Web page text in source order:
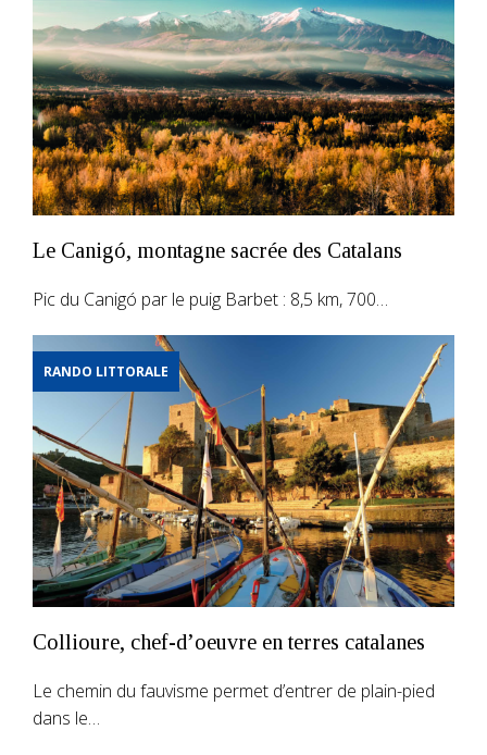
Le Canigó, montagne sacrée des Catalans
Pic du Canigó par le puig Barbet : 8,5 km, 700…
RANDO LITTORALE
Collioure, chef-d’oeuvre en terres catalanes
Le chemin du fauvisme permet d’entrer de plain-pied
dans le…